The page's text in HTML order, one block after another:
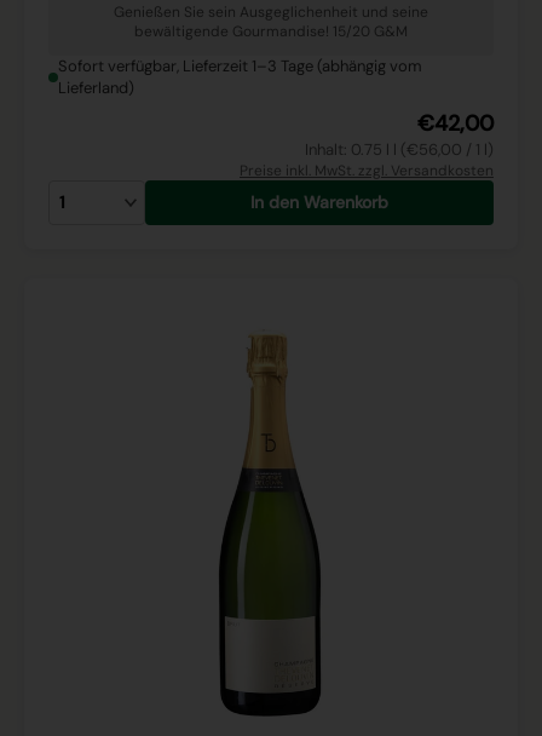
Genießen Sie sein Ausgeglichenheit und seine
bewältigende Gourmandise! 15/20 G&M
Sofort verfügbar, Lieferzeit 1–3 Tage (abhängig vom
Lieferland)
€42,00
Inhalt: 0.75 l l (€56,00 / 1 l)
Preise inkl. MwSt. zzgl. Versandkosten
In den Warenkorb